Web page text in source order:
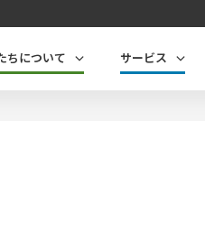
ちについて サービス